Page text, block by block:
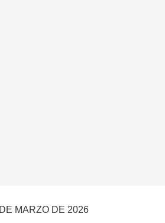
MARZO DE 2026